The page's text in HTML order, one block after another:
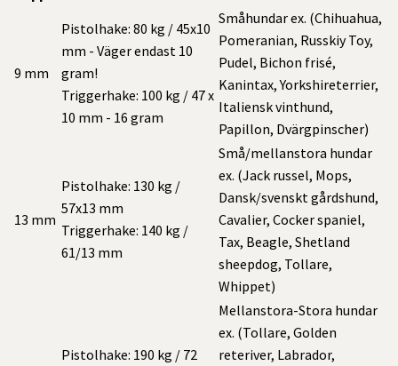
9 mm
Pistolhake: 80 kg / 45x10
mm - Väger endast 10
gram!
Triggerhake: 100 kg / 47 x
10 mm - 16 gram
Småhundar ex. (Chihuahua,
Pomeranian, Russkiy Toy,
Pudel, Bichon frisé,
Kanintax, Yorkshireterrier,
Italiensk vinthund,
Papillon, Dvärgpinscher)
13 mm
Pistolhake: 130 kg /
57x13 mm
Triggerhake: 140 kg /
61/13 mm
Små/mellanstora hundar
ex. (Jack russel, Mops,
Dansk/svenskt gårdshund,
Cavalier, Cocker spaniel,
Tax, Beagle, Shetland
sheepdog, Tollare,
Whippet)
Pistolhake: 190 kg / 72
Mellanstora-Stora hundar
ex. (Tollare, Golden
reteriver, Labrador,